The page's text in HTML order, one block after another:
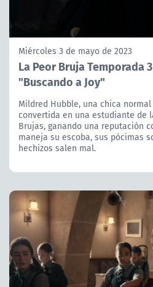
Miércoles 3 de mayo de 2023
La Peor Bruja Temporada
"Buscando a Joy"
Mildred Hubble, una chica
convertida en una estudiante de
Brujas, ganando una reputación
maneja su escoba, sus pócimas
hechizos salen mal.